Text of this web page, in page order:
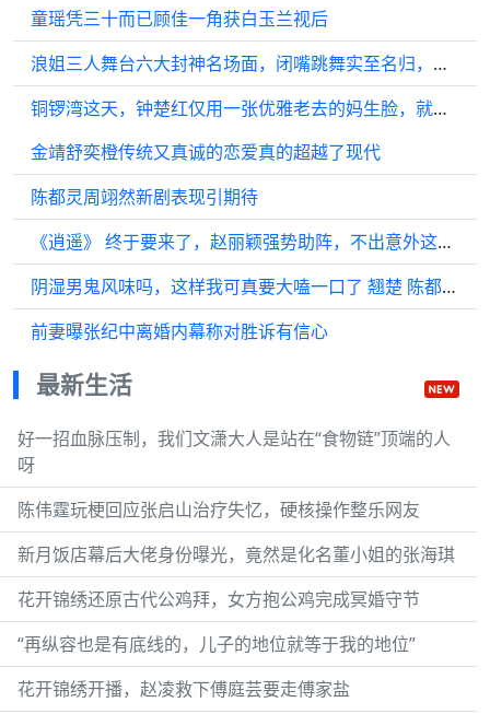
童瑶凭三十而已顾佳一角获白玉兰视后
浪姐三人舞台六大封神名场面，闭嘴跳舞实至名归，仰世而来最可惜！
铜锣湾这天，钟楚红仅用一张优雅老去的妈生脸，就给内娱上了一课 ，曾黎
金靖舒奕橙传统又真诚的恋爱真的超越了现代
陈都灵周翊然新剧表现引期待
《逍遥》 终于要来了，赵丽颖强势助阵，不出意外这剧得爆！
阴湿男鬼风味吗，这样我可真要大嗑一口了 翘楚 陈都灵 唐晓天 恨海情天 楚后
前妻曝张纪中离婚内幕称对胜诉有信心
最新生活
好一招血脉压制，我们文潇大人是站在“食物链”顶端的人
呀
陈伟霆玩梗回应张启山治疗失忆，硬核操作整乐网友
新月饭店幕后大佬身份曝光，竟然是化名董小姐的张海琪
花开锦绣还原古代公鸡拜，女方抱公鸡完成冥婚守节
“再纵容也是有底线的，儿子的地位就等于我的地位”
花开锦绣开播，赵凌救下傅庭芸要走傅家盐